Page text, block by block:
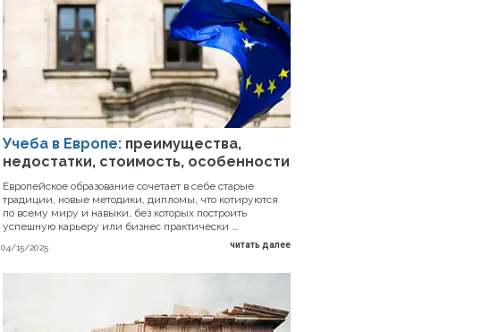
Учеба в Европе: преимущества,
недостатки, стоимость, особенности
04/15/2025
Европейское образование сочетает в себе старые
традиции, новые методики, дипломы, что котируются
по всему миру и навыки, без которых построить
успешную карьеру или бизнес практически …
читать далее